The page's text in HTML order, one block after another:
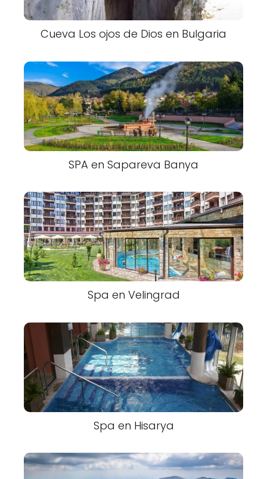
Cueva Los ojos de Dios en Bulgaria
SPA en Sapareva Banya
Spa en Velingrad
Spa en Hisarya